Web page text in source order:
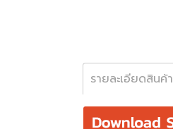
รายละเอียดสินค้า